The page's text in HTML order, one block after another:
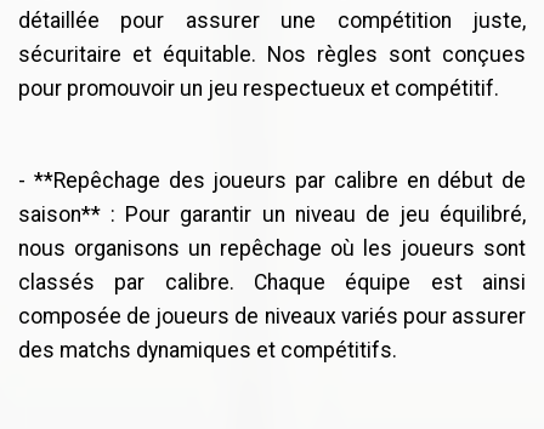
détaillée pour assurer une compétition juste,
sécuritaire et équitable. Nos règles sont conçues
pour promouvoir un jeu respectueux et compétitif.
- **Repêchage des joueurs par calibre en début de
saison** : Pour garantir un niveau de jeu équilibré,
nous organisons un repêchage où les joueurs sont
classés par calibre. Chaque équipe est ainsi
composée de joueurs de niveaux variés pour assurer
des matchs dynamiques et compétitifs.